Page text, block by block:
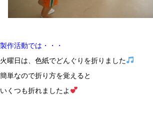
製作活動では・・・
火曜日は、色紙でどんぐりを折りました
簡単なので折り方を覚えると
いくつも折れましたよ